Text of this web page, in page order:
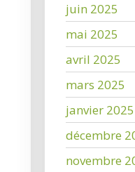
juin 2025
mai 2025
avril 2025
mars 2025
janvier 2025
décembre
novembre